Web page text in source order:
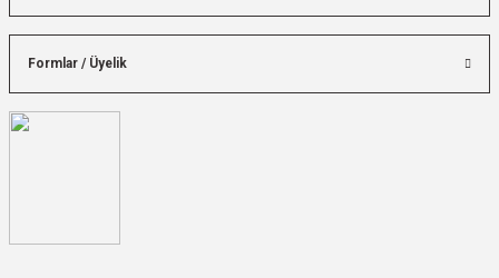
Formlar / Üyelik